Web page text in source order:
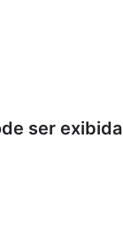
ser exibida